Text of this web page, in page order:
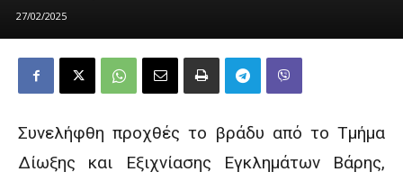
27/02/2025
Συνελήφθη προχθές το βράδυ από το Τμήμα
Δίωξης και Εξιχνίασης Εγκλημάτων Βάρης,